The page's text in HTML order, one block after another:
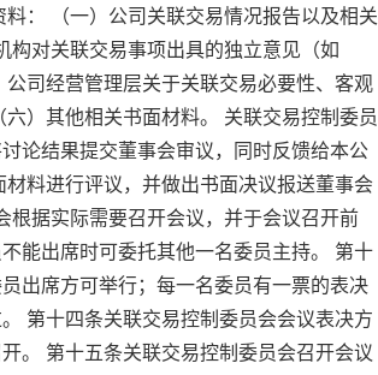
： （一）公司关联交易情况报告以及相关
构对关联交易事项出具的独立意见（如
司经营管理层关于关联交易必要性、客观
）其他相关书面材料。 关联交易控制委员
论结果提交董事会审议，同时反馈给本公
料进行评议，并做出书面决议报送董事会
根据实际需要召开会议，并于会议召开前
能出席时可委托其他一名委员主持。 第十
出席方可举行；每一名委员有一票的表决
第十四条关联交易控制委员会会议表决方
。 第十五条关联交易控制委员会召开会议